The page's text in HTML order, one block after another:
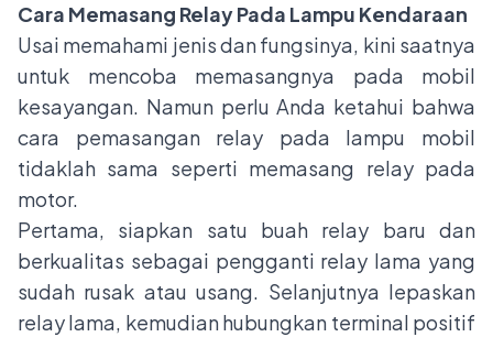
Cara Memasang Relay Pada Lampu Kendaraan
Usai memahami jenis dan fungsinya, kini saatnya
untuk mencoba memasangnya pada mobil
kesayangan. Namun perlu Anda ketahui bahwa
cara pemasangan relay pada lampu mobil
tidaklah sama seperti memasang relay pada
motor.
Pertama, siapkan satu buah relay baru dan
berkualitas sebagai pengganti relay lama yang
sudah rusak atau usang. Selanjutnya lepaskan
relay lama, kemudian hubungkan terminal positif